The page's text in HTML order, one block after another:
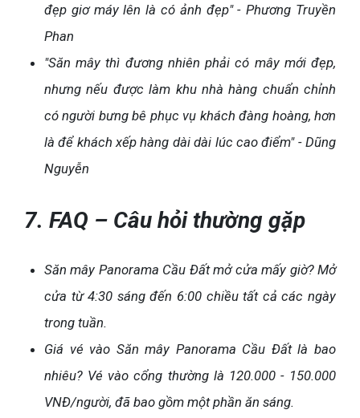
đẹp giơ máy lên là có ảnh đẹp" - Phương Truyền
Phan
"Săn mây thì đương nhiên phải có mây mới đẹp,
nhưng nếu được làm khu nhà hàng chuẩn chỉnh
có người bưng bê phục vụ khách đàng hoàng, hơn
là để khách xếp hàng dài dài lúc cao điểm" - Dũng
Nguyễn
7. FAQ – Câu hỏi thường gặp
Săn mây Panorama Cầu Đất mở cửa mấy giờ? Mở
cửa từ 4:30 sáng đến 6:00 chiều tất cả các ngày
trong tuần.
Giá vé vào Săn mây Panorama Cầu Đất là bao
nhiêu? Vé vào cổng thường là 120.000 - 150.000
VNĐ/người, đã bao gồm một phần ăn sáng.